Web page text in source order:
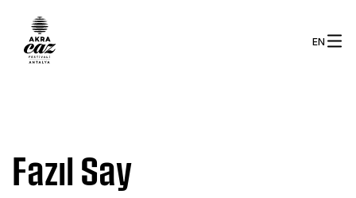
EN
Fazıl Say